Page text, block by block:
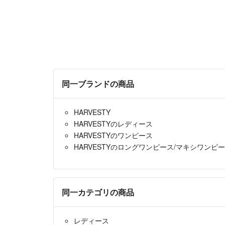
同一ブランドの商品
HARVESTY
HARVESTYのレディース
HARVESTYのワンピース
HARVESTYのロングワンピース/マキシワンピ
同一カテゴリの商品
レディース